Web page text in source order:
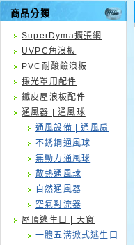
商品分類
SuperDyma擴張網
UVPC角浪板
PVC耐酸鹼浪板
採光罩用配件
鐵皮屋浪板配件
通風器 | 通風球
通風設備 | 通風扇
不銹鋼通風球
無動力通風球
散熱通風球
自然通風器
空氣對流器
屋頂逃生口 | 天窗
一體五溝掀式逃生口